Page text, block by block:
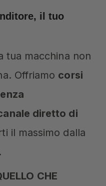
il tuo
tua macchina non
Offriamo corsi
diretto di
il massimo dalla
CHE